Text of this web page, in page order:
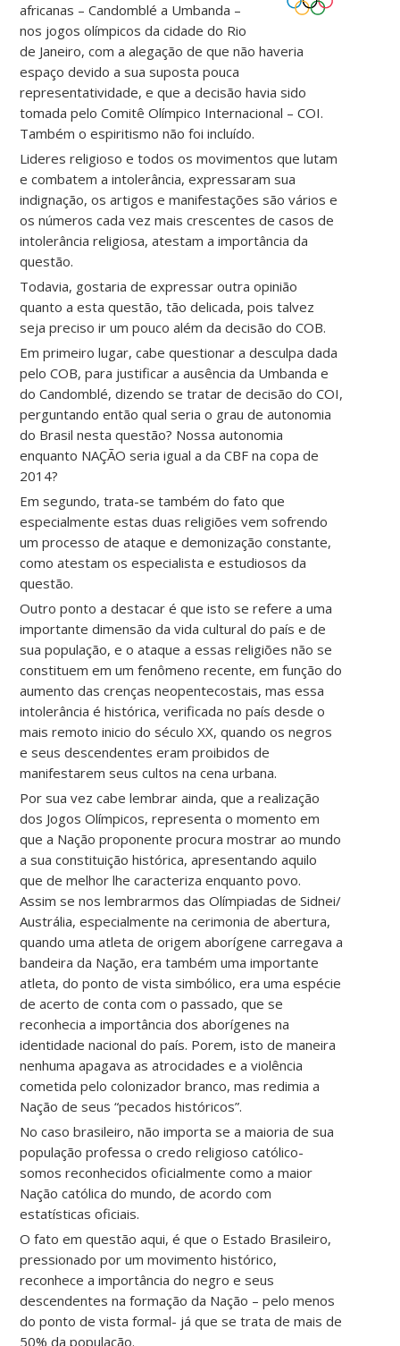
africanas – Candomblé a Umbanda –
nos jogos olímpicos da cidade do Rio
de Janeiro, com a alegação de que não haveria
espaço devido a sua suposta pouca
representatividade, e que a decisão havia sido
tomada pelo Comitê Olímpico Internacional – COI.
Também o espiritismo não foi incluído.
Lideres religioso e todos os movimentos que lutam
e combatem a intolerância, expressaram sua
indignação, os artigos e manifestações são vários e
os números cada vez mais crescentes de casos de
intolerância religiosa, atestam a importância da
questão.
Todavia, gostaria de expressar outra opinião
quanto a esta questão, tão delicada, pois talvez
seja preciso ir um pouco além da decisão do COB.
Em primeiro lugar, cabe questionar a desculpa dada
pelo COB, para justificar a ausência da Umbanda e
do Candomblé, dizendo se tratar de decisão do COI,
perguntando então qual seria o grau de autonomia
do Brasil nesta questão? Nossa autonomia
enquanto NAÇÃO seria igual a da CBF na copa de
2014?
Em segundo, trata-se também do fato que
especialmente estas duas religiões vem sofrendo
um processo de ataque e demonização constante,
como atestam os especialista e estudiosos da
questão.
Outro ponto a destacar é que isto se refere a uma
importante dimensão da vida cultural do país e de
sua população, e o ataque a essas religiões não se
constituem em um fenômeno recente, em função do
aumento das crenças neopentecostais, mas essa
intolerância é histórica, verificada no país desde o
mais remoto inicio do século XX, quando os negros
e seus descendentes eram proibidos de
manifestarem seus cultos na cena urbana.
Por sua vez cabe lembrar ainda, que a realização
dos Jogos Olímpicos, representa o momento em
que a Nação proponente procura mostrar ao mundo
a sua constituição histórica, apresentando aquilo
que de melhor lhe caracteriza enquanto povo.
Assim se nos lembrarmos das Olímpiadas de Sidnei/
Austrália, especialmente na cerimonia de abertura,
quando uma atleta de origem aborígene carregava a
bandeira da Nação, era também uma importante
atleta, do ponto de vista simbólico, era uma espécie
de acerto de conta com o passado, que se
reconhecia a importância dos aborígenes na
identidade nacional do país. Porem, isto de maneira
nenhuma apagava as atrocidades e a violência
cometida pelo colonizador branco, mas redimia a
Nação de seus “pecados históricos”.
No caso brasileiro, não importa se a maioria de sua
população professa o credo religioso católico-
somos reconhecidos oficialmente como a maior
Nação católica do mundo, de acordo com
estatísticas oficiais.
O fato em questão aqui, é que o Estado Brasileiro,
pressionado por um movimento histórico,
reconhece a importância do negro e seus
descendentes na formação da Nação – pelo menos
do ponto de vista formal- já que se trata de mais de
50% da população.